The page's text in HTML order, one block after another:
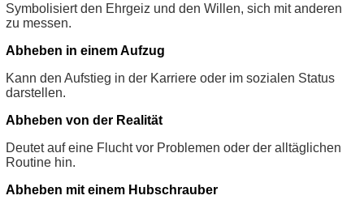
Symbolisiert den Ehrgeiz und den Willen, sich mit anderen
zu messen.
Abheben in einem Aufzug
Kann den Aufstieg in der Karriere oder im sozialen Status
darstellen.
Abheben von der Realität
Deutet auf eine Flucht vor Problemen oder der alltäglichen
Routine hin.
Abheben mit einem Hubschrauber